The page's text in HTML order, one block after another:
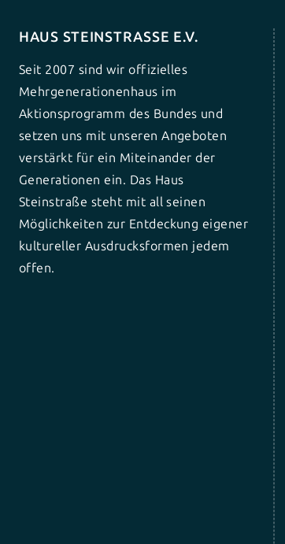
HAUS STEINSTRASSE E.V.
Seit 2007 sind wir offizielles
Mehrgenerationenhaus im
Aktionsprogramm des Bundes und
setzen uns mit unseren Angeboten
verstärkt für ein Miteinander der
Generationen ein. Das Haus
Steinstraße steht mit all seinen
Möglichkeiten zur Entdeckung eigener
kultureller Ausdrucksformen jedem
offen.